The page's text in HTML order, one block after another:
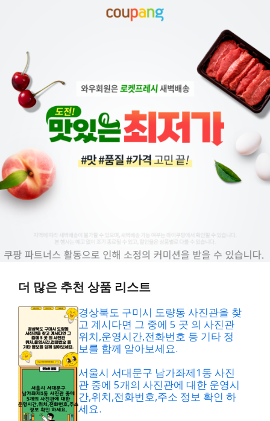
더 많은 추천 상품 리스트
경상북도 구미시 도량동 사진관을 찾
고 계시다면 그 중에 5 곳 의 사진관
위치,운영시간,전화번호 등 기타 정
보를 함께 알아보세요.
서울시 서대문구 남가좌제1동 사진
관 중에 5개의 사진관에 대한 운영시
간,위치,전화번호,주소 정보 확인 하
세요.